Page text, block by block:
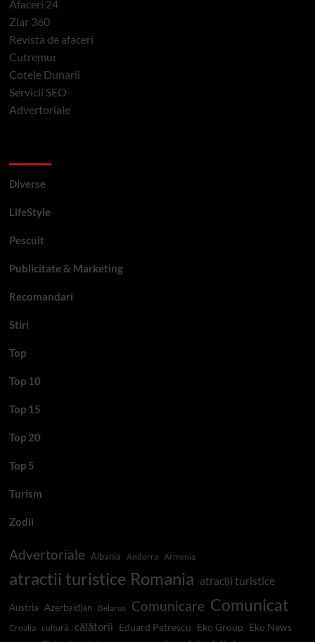
Afaceri 24
Ziar 360
Revista de afaceri
Cutremur
Cotele Dunarii
Servicii SEO
Advertoriale
Diverse
LifeStyle
Pescuit
Publicitate & Marketing
Recomandari
Stiri
Top
Top 10
Top 15
Top 20
Top 5
Turism
Zodii
Advertoriale Albania Andorra Armenia
atractii turistice Romania atracții turistice
Austria Azerbaidjan Belarus Comunicare Comunicat
Croația cultură călătorii Eduard Petrescu Eko Group Eko News